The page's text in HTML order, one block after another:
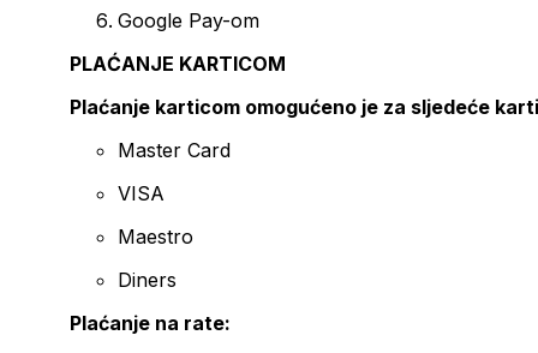
Google Pay-om
PLAĆANJE KARTICOM
Plaćanje karticom omogućeno je za sljedeće
Master Card
VISA
Maestro
Diners
Plaćanje na rate: